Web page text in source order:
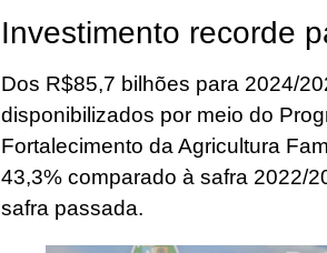
Investimento recorde
Dos R$85,7 bilhões para 2024/
disponibilizados por meio do
Fortalecimento da Agricultura
43,3% comparado à safra 2022/
safra passada.